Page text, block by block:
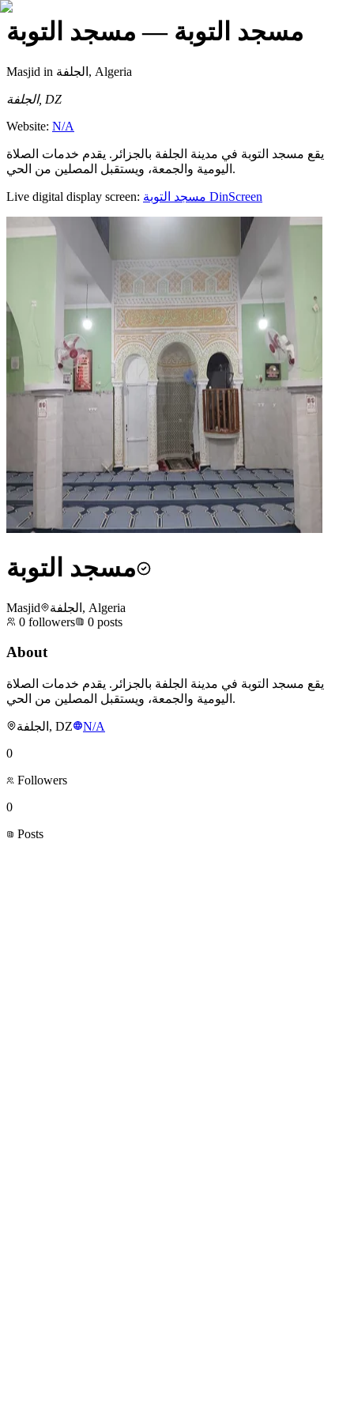
مسجد التوبة — مسجد التوبة
Masjid in الجلفة, Algeria
الجلفة, DZ
Website: N/A
يقع مسجد التوبة في مدينة الجلفة بالجزائر. يقدم خدمات الصلاة
اليومية والجمعة، ويستقبل المصلين من الحي.
Live digital display screen: مسجد التوبة DinScreen
مسجد التوبة
Masjid
الجلفة, Algeria
0 followers 0 posts
About
يقع مسجد التوبة في مدينة الجلفة بالجزائر. يقدم خدمات الصلاة
اليومية والجمعة، ويستقبل المصلين من الحي.
الجلفة, DZ
N/A
0
Followers
0
Posts